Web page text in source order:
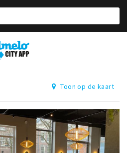
Almelo
City
Toon op de kaart